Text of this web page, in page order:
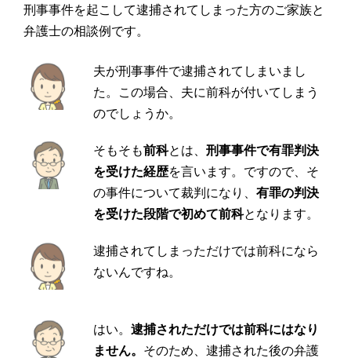
刑事事件を起こして逮捕されてしまった方のご家族と
弁護士の相談例です。
夫が刑事事件で逮捕されてしまいまし
た。この場合、夫に前科が付いてしまう
のでしょうか。
そもそも前科とは、刑事事件で有罪判決
を受けた経歴を言います。ですので、そ
の事件について裁判になり、有罪の判決
を受けた段階で初めて前科となります。
逮捕されてしまっただけでは前科になら
ないんですね。
はい。逮捕されただけでは前科にはなり
ません。 そのため、逮捕された後の弁護